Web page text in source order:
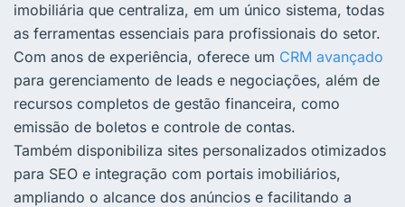
imobiliária que centraliza, em um único sistema, todas
as ferramentas essenciais para profissionais do setor.
Com anos de experiência, oferece um CRM avançado
para gerenciamento de leads e negociações, além de
recursos completos de gestão financeira, como
emissão de boletos e controle de contas.
Também disponibiliza sites personalizados otimizados
para SEO e integração com portais imobiliários,
ampliando o alcance dos anúncios e facilitando a